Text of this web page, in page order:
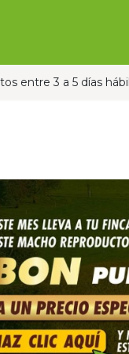
entre 3 a 5 días
ganadero, en TVGAN
contar con el